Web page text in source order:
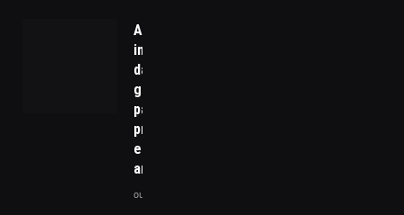
A
importância
da seleção
genética
para
produtividade
e resistência
animal
outubro 23, 2025